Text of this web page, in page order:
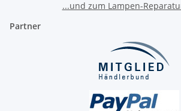
...und zum Lampen-
Partner